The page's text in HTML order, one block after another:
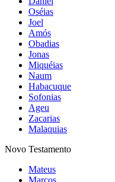
Oséias
Joel
Amós
Obadias
Jonas
Miquéias
Naum
Habacuque
Sofonias
Ageu
Zacarias
Malaquias
Novo Testamento
Mateus